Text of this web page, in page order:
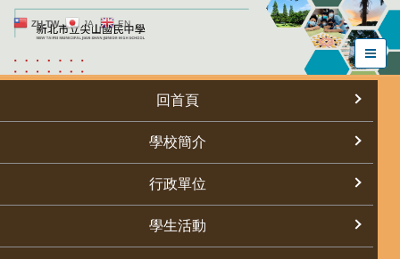
跳
到
要
區
ZH-TW JA EN
回首頁
學校簡介
行政單位
學生活動